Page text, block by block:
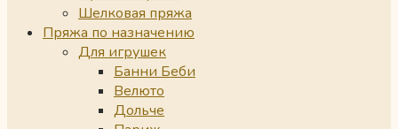
Шелковая пряжа
Пряжа по назначению
Для игрушек
Банни Беби
Велюто
Дольче